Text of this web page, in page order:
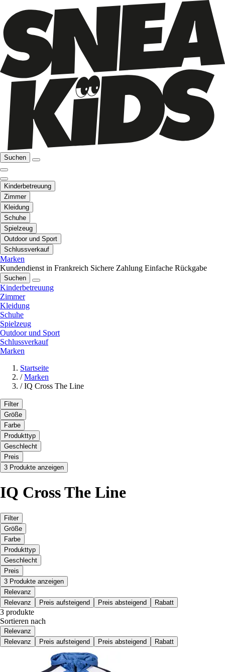
Suchen
Kinderbetreuung
Zimmer
Kleidung
Schuhe
Spielzeug
Outdoor und Sport
Schlussverkauf
Marken
Kundendienst in Frankreich Sichere Zahlung Einfache Rückgabe
Suchen
Kinderbetreuung
Zimmer
Kleidung
Schuhe
Spielzeug
Outdoor und Sport
Schlussverkauf
Marken
Startseite
/ Marken
/ IQ Cross The Line
Filter
Größe
Farbe
Produkttyp
Geschlecht
Preis
3 Produkte anzeigen
IQ Cross The Line
Filter
Größe
Farbe
Produkttyp
Geschlecht
Preis
3 Produkte anzeigen
Relevanz
Relevanz
Preis aufsteigend Preis absteigend Rabatt
3 produkte
Sortieren nach
Relevanz
Relevanz
Preis aufsteigend Preis absteigend Rabatt